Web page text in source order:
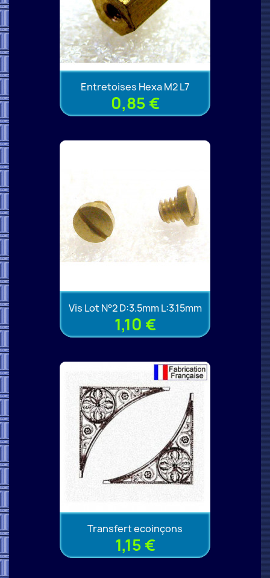
Entretoises Hexa M2 L7
0,85 €
Vis Lot N°2 D:3.5mm L:3.15mm
1,10 €
Transfert ecoinçons
1,15 €